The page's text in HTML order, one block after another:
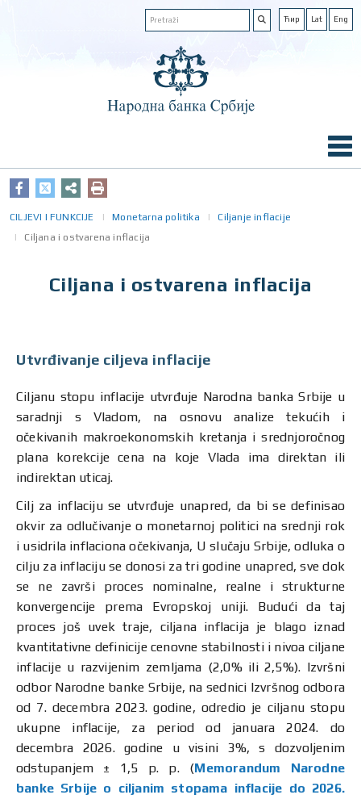
Ћир Lat Eng
CILJEVI I FUNKCIJE Monetarna politika
Ciljanje inflacije
Ciljana i ostvarena inflacija
Ciljana i ostvarena inflacija
Utvrđivanje ciljeva inflacije
Ciljanu stopu inflacije utvrđuje Narodna banka Srbije u
saradnji s Vladom, na osnovu analize tekućih i
očekivanih makroekonomskih kretanja i srednjoročnog
plana korekcije cena na koje Vlada ima direktan ili
indirektan uticaj.
Cilj za inflaciju se utvrđuje unapred, da bi se definisao
okvir za odlučivanje o monetarnoj politici na srednji rok
i usidrila inflaciona očekivanja, U slučaju Srbije, odluka o
cilju za inflaciju se donosi za tri godine unapred, sve dok
se ne završi proces nominalne, realne i strukturne
konvergencije prema Evropskoj uniji. Budući da taj
proces još uvek traje, ciljana inflacija je blago iznad
kvantitativne definicije cenovne stabilnosti i nivoa ciljane
inflacije u razvijenim zemljama (2,0% ili 2,5%). Izvršni
odbor Narodne banke Srbije, na sednici Izvršnog odbora
od 7. decembra 2023. godine, odredio je ciljanu stopu
ukupne inflacije, za period od januara 2024. do
decembra 2026. godine u visini 3%, s dozvoljenim
odstupanjem ± 1,5 p. p. (Memorandum Narodne
banke Srbije o ciljanim stopama inflacije do 2026.